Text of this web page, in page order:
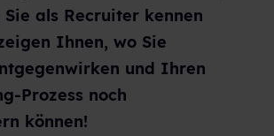
als Recruiter kennen
Ihnen, wo Sie
und Ihren
Prozess noch
können!